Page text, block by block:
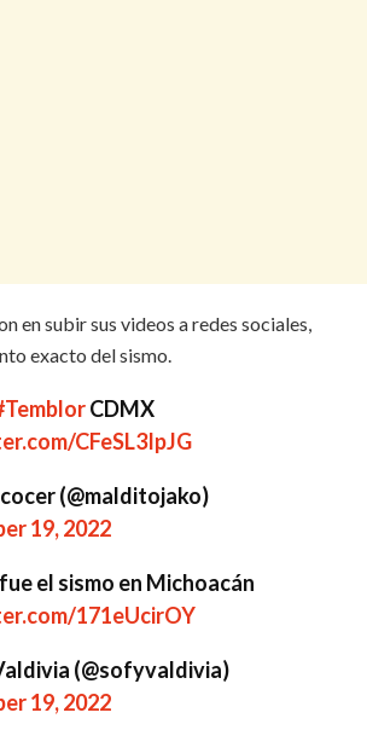
en subir sus videos a redes sociales,
exacto del sismo.
CDMX
CFeSL3IpJG
(@malditojako)
19, 2022
el sismo en Michoacán
171eUcirOY
(@sofyvaldivia)
19, 2022